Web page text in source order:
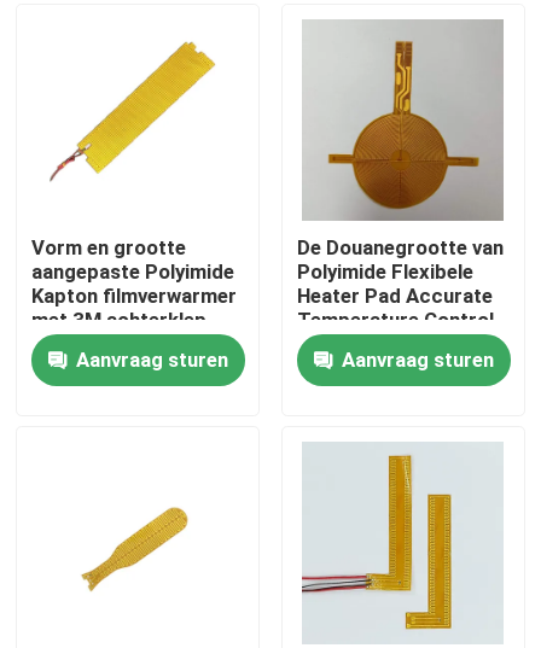
Huis
Producten
Ongeveer ons
Fabrieksreis
Vorm en grootte
aangepaste Polyimide
Kapton filmverwarmer
met 3M achterklep
Aanvraag sturen
De Douanegrootte van
Polyimide Flexibele
Heater Pad Accurate
Temperature Control
Aanvraag sturen